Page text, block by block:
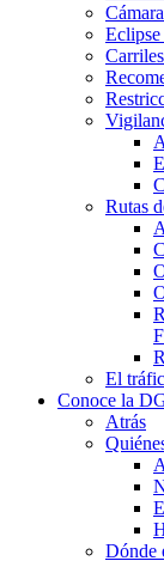
Eclipse
Rutas
El
Conoce la
Atrás
Dónde